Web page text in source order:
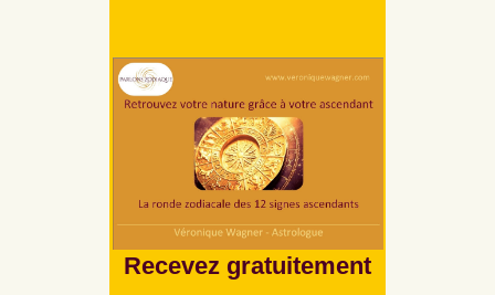
Recevez gratuitement